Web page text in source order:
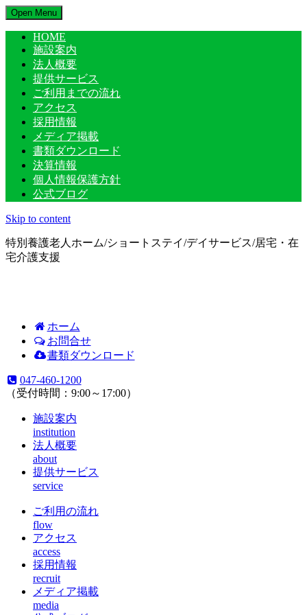
Open Menu
HOME
施設案内
法人概要
提供サービス
ご利用までの流れ
アクセス
採用情報
メディア掲載
書類ダウンロード
決算情報
個人情報保護方針
公式ブログ
Skip to content
特別養護老人ホーム/ショートステイ/デイサービス/居宅・在
宅介護支援
ホーム
お問合せ
書類ダウンロード
047-460-1200
（受付時間：9:00～17:00）
施設案内
institution
法人概要
about
提供サービス
service
ご利用の流れ
flow
アクセス
access
採用情報
recruit
メディア掲載
media